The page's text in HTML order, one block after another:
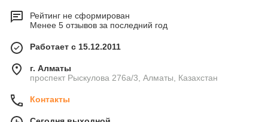
Рейтинг не сформирован
Менее 5 отзывов за последний год
Работает с 15.12.2011
г. Алматы
проспект Рыскулова 276а/3, Алматы, Казахстан
Контакты